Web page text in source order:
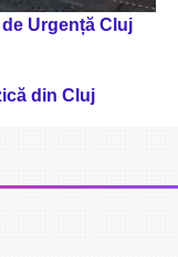
Urgență Cluj
din Cluj